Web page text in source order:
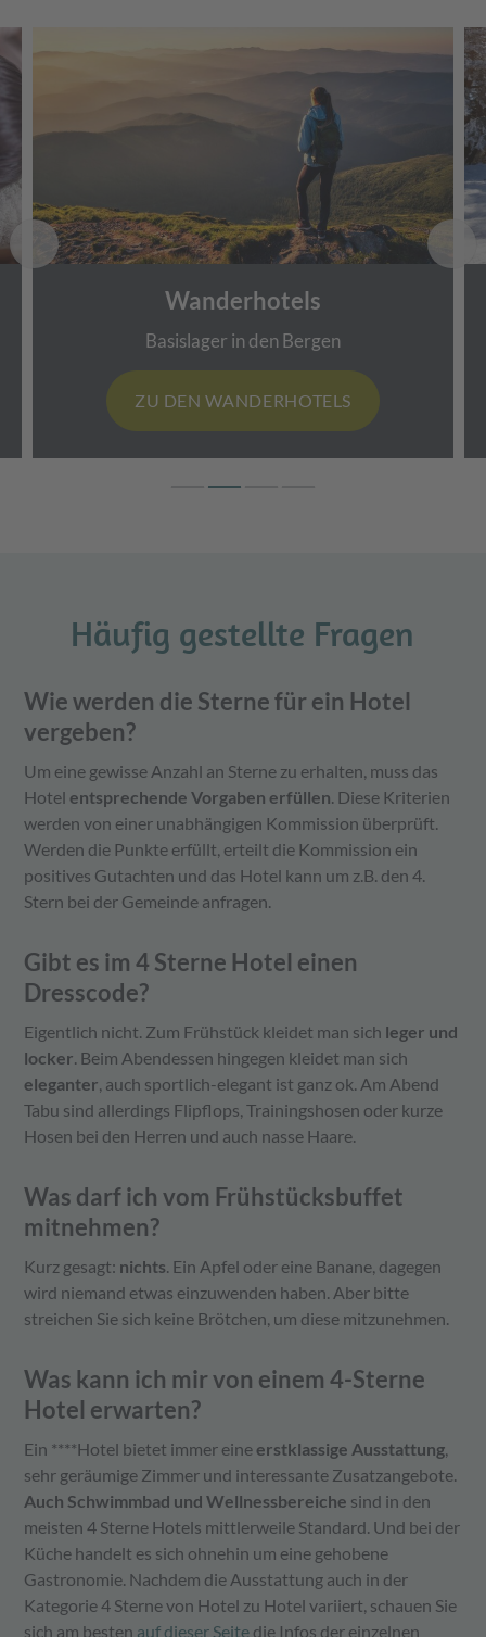
Wanderhotels
Basislager in den Bergen
ZU DEN WANDERHOTELS
Häufig gestellte Fragen
Wie werden die Sterne für ein Hotel
vergeben?
Um eine gewisse Anzahl an Sterne zu erhalten, muss das
Hotel entsprechende Vorgaben erfüllen. Diese Kriterien
werden von einer unabhängigen Kommission überprüft.
Werden die Punkte erfüllt, erteilt die Kommission ein
positives Gutachten und das Hotel kann um z.B. den 4.
Stern bei der Gemeinde anfragen.
Gibt es im 4 Sterne Hotel einen
Dresscode?
Eigentlich nicht. Zum Frühstück kleidet man sich leger und
locker. Beim Abendessen hingegen kleidet man sich
eleganter, auch sportlich-elegant ist ganz ok. Am Abend
Tabu sind allerdings Flipflops, Trainingshosen oder kurze
Hosen bei den Herren und auch nasse Haare.
Was darf ich vom Frühstücksbuffet
mitnehmen?
Kurz gesagt: nichts. Ein Apfel oder eine Banane, dagegen
wird niemand etwas einzuwenden haben. Aber bitte
streichen Sie sich keine Brötchen, um diese mitzunehmen.
Was kann ich mir von einem 4-Sterne
Hotel erwarten?
Ein ****Hotel bietet immer eine erstklassige Ausstattung,
sehr geräumige Zimmer und interessante Zusatzangebote.
Auch Schwimmbad und Wellnessbereiche sind in den
meisten 4 Sterne Hotels mittlerweile Standard. Und bei der
Küche handelt es sich ohnehin um eine gehobene
Gastronomie. Nachdem die Ausstattung auch in der
Kategorie 4 Sterne von Hotel zu Hotel variiert, schauen Sie
sich am besten auf dieser Seite die Infos der einzelnen